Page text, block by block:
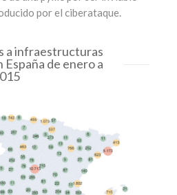
por el ciberataque.
a infraestructuras
España de enero a